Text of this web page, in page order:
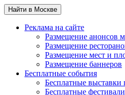
Найти в Москве
Реклама на сайте
Размещение анонсов
Размещение
Размещение мест и
Размещение баннеров
Бесплатные события
Бесплатные выставки
Бесплатные